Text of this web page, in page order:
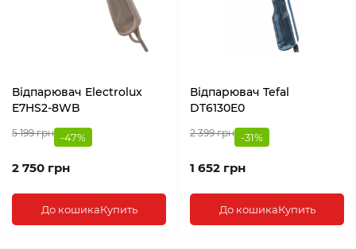
Відпарювач Electrolux
E7HS2-8WB
5 199 грн -47%
2 750 грн
До кошикаКупить
Відпарювач Tefal
DT6130E0
2 399 грн -31%
1 652 грн
До кошикаКупить